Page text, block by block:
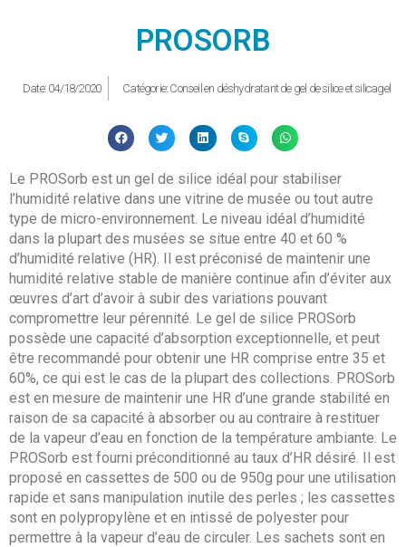
PROSORB
Date: 04/18/2020 Catégorie: Conseil en déshydratant de gel de silice et silicagel
Le PROSorb est un gel de silice idéal pour stabiliser
l’humidité relative dans une vitrine de musée ou tout autre
type de micro-environnement. Le niveau idéal d’humidité
dans la plupart des musées se situe entre 40 et 60 %
d’humidité relative (HR). Il est préconisé de maintenir une
humidité relative stable de manière continue afin d’éviter aux
œuvres d’art d’avoir à subir des variations pouvant
compromettre leur pérennité. Le gel de silice PROSorb
possède une capacité d’absorption exceptionnelle, et peut
être recommandé pour obtenir une HR comprise entre 35 et
60%, ce qui est le cas de la plupart des collections. PROSorb
est en mesure de maintenir une HR d’une grande stabilité en
raison de sa capacité à absorber ou au contraire à restituer
de la vapeur d’eau en fonction de la température ambiante. Le
PROSorb est fourni préconditionné au taux d’HR désiré. Il est
proposé en cassettes de 500 ou de 950g pour une utilisation
rapide et sans manipulation inutile des perles ; les cassettes
sont en polypropylène et en intissé de polyester pour
permettre à la vapeur d’eau de circuler. Les sachets sont en